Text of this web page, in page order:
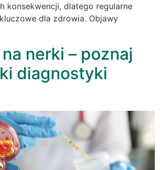
konsekwencji, dlatego regularne
dla zdrowia. Objawy
nerki – poznaj
diagnostyki